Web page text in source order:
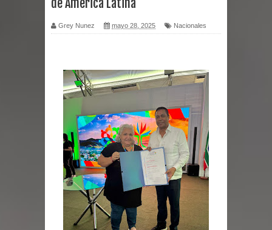
lavado
impulsan nuevas metas de
transparencia a través SISMAP
municipal
La Fiscalía de Bolivia ordena la
detención del expresidente Evo
Morales
Calor extremo para este jueves en
de América Latina
Grey Nunez mayo 28, 2025 Nacionales